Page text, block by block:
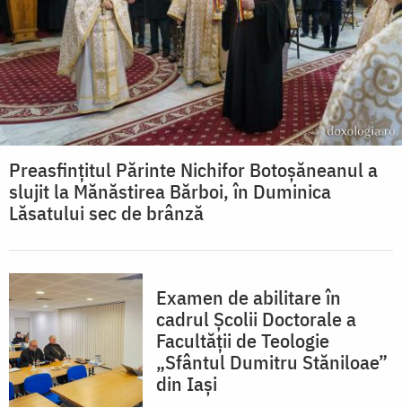
Preasfințitul Părinte Nichifor Botoșăneanul a
slujit la Mănăstirea Bărboi, în Duminica
Lăsatului sec de brânză
Examen de abilitare în
cadrul Școlii Doctorale a
Facultății de Teologie
„Sfântul Dumitru Stăniloae”
din Iași